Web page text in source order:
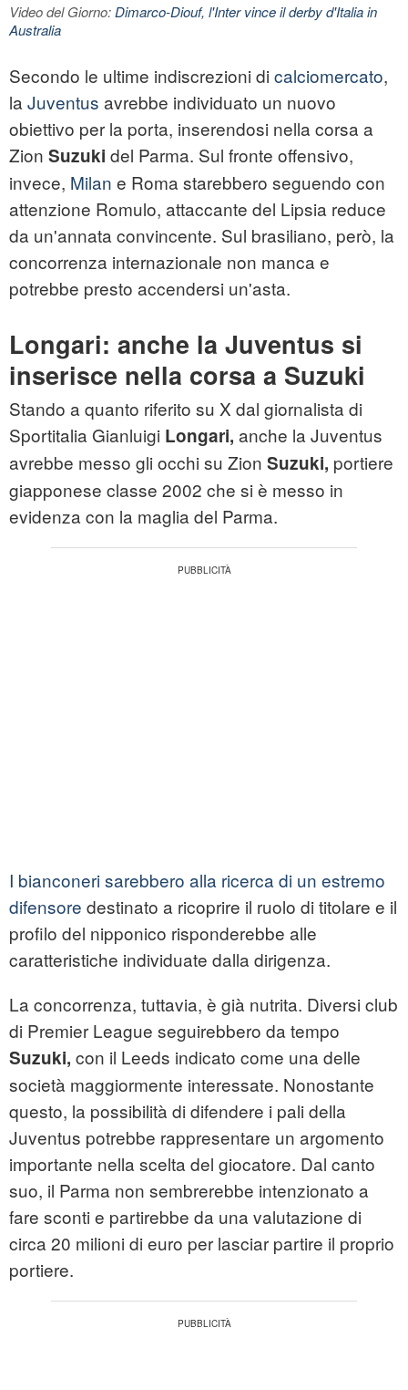
Video del Giorno:Dimarco-Diouf, l'Inter vince il derby d'Italia in
Australia
Secondo le ultime indiscrezioni di calciomercato,
la Juventus avrebbe individuato un nuovo
obiettivo per la porta, inserendosi nella corsa a
Zion Suzuki del Parma. Sul fronte offensivo,
invece, Milan e Roma starebbero seguendo con
attenzione Romulo, attaccante del Lipsia reduce
da un'annata convincente. Sul brasiliano, però, la
concorrenza internazionale non manca e
potrebbe presto accendersi un'asta.
Longari: anche la Juventus si
inserisce nella corsa a Suzuki
Stando a quanto riferito su X dal giornalista di
Sportitalia Gianluigi Longari, anche la Juventus
avrebbe messo gli occhi su Zion Suzuki, portiere
giapponese classe 2002 che si è messo in
evidenza con la maglia del Parma.
I bianconeri sarebbero alla ricerca di un estremo
difensore destinato a ricoprire il ruolo di titolare e il
profilo del nipponico risponderebbe alle
caratteristiche individuate dalla dirigenza.
La concorrenza, tuttavia, è già nutrita. Diversi club
di Premier League seguirebbero da tempo
Suzuki, con il Leeds indicato come una delle
società maggiormente interessate. Nonostante
questo, la possibilità di difendere i pali della
Juventus potrebbe rappresentare un argomento
importante nella scelta del giocatore. Dal canto
suo, il Parma non sembrerebbe intenzionato a
fare sconti e partirebbe da una valutazione di
circa 20 milioni di euro per lasciar partire il proprio
portiere.